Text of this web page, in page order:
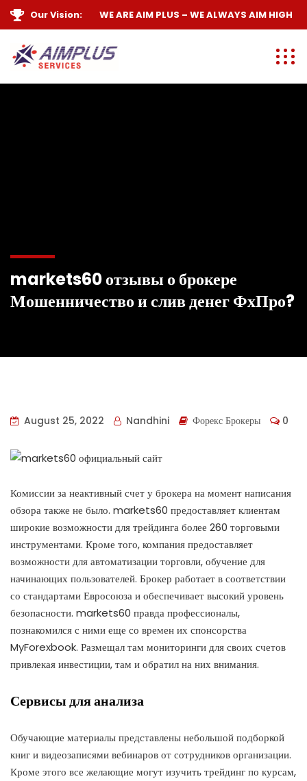
Our Vision: WE AREAIM PLUS– WE ALWAYSAIM HIGH
markets60 отзывы о брокере
Мошенничество и слив денег ФхПро?
August 25, 2022 Nandhini Форекс Брокеры 0
Комиссии за неактивный счет у брокера на момент написания
обзора также не было. markets60 предоставляет клиентам
широкие возможности для трейдинга более 260 торговыми
инструментами. Кроме того, компания предоставляет
возможности для автоматизации торговли, обучение для
начинающих пользователей. Брокер работает в соответствии
со стандартами Евросоюза и обеспечивает высокий уровень
безопасности. markets60 правда профессионалы,
познакомился с ними еще со времен их спонсорства
MyForexbook. Размещал там мониторинги для своих счетов
привлекая инвестиции, там и обратил на них внимания.
Сервисы для анализа
Обучающие материалы представлены небольшой подборкой
книг и видеозаписями вебинаров от сотрудников организации.
Кроме этого все желающие могут изучить трейдинг по курсам,